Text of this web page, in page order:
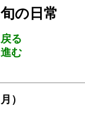
の日常
る
む
）